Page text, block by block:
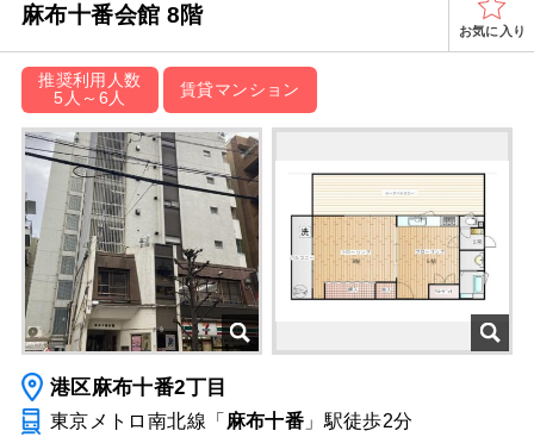
麻布十番会館 8階
お気に入り
推奨利用人数
5人～6人
賃貸マンション
港区麻布十番2丁目
東京メトロ南北線「 麻布十番 」駅徒歩2分